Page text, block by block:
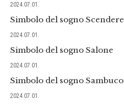
2024.07.01.
Simbolo del sogno Scendere
2024.07.01.
Simbolo del sogno Salone
2024.07.01.
Simbolo del sogno Sambuco
2024.07.01.